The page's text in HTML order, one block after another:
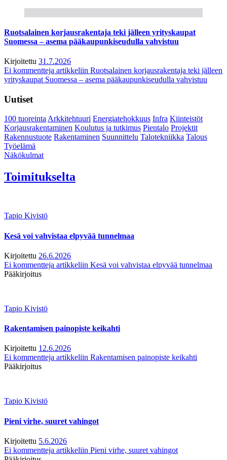
Ruotsalainen korjausrakentaja teki jälleen yrityskaupat
Suomessa – asema pääkaupunkiseudulla vahvistuu
Kirjoitettu 31.7.2026
Ei kommentteja artikkeliin Ruotsalainen korjausrakentaja teki jälleen
yrityskaupat Suomessa – asema pääkaupunkiseudulla vahvistuu
Uutiset
100 tuoreintaArkkitehtuuri Energiatehokkuus Infra Kiinteistöt
Korjausrakentaminen Koulutus ja tutkimus Pientalo Projektit
Rakennustuote Rakentaminen Suunnittelu Talotekniikka Talous
Työelämä
Näkökulmat
Toimitukselta
Tapio Kivistö
Kesä voi vahvistaa elpyvää tunnelmaa
Kirjoitettu 26.6.2026
Ei kommentteja artikkeliin Kesä voi vahvistaa elpyvää tunnelmaa
Pääkirjoitus
Tapio Kivistö
Rakentamisen painopiste keikahti
Kirjoitettu 12.6.2026
Ei kommentteja artikkeliin Rakentamisen painopiste keikahti
Pääkirjoitus
Tapio Kivistö
Pieni virhe, suuret vahingot
Kirjoitettu 5.6.2026
Ei kommentteja artikkeliin Pieni virhe, suuret vahingot